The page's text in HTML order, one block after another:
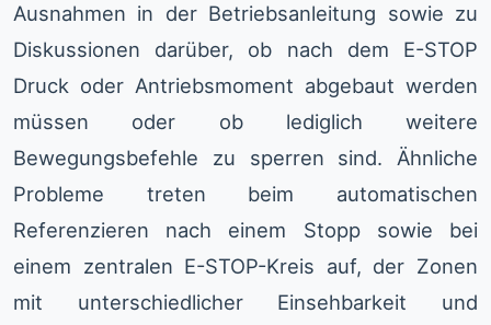
Ausnahmen in der Betriebsanleitung sowie zu
Diskussionen darüber, ob nach dem E-STOP
Druck oder Antriebsmoment abgebaut werden
müssen oder ob lediglich weitere
Bewegungsbefehle zu sperren sind. Ähnliche
Probleme treten beim automatischen
Referenzieren nach einem Stopp sowie bei
einem zentralen E-STOP-Kreis auf, der Zonen
mit unterschiedlicher Einsehbarkeit und